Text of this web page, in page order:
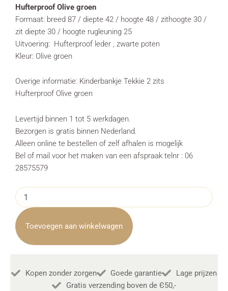
Hufterproof Olive groen
Formaat: breed 87 / diepte 42 / hoogte 48 / zithoogte 30 /
zit diepte 30 / hoogte rugleuning 25
Uitvoering: Hufterproof leder , zwarte poten
Kleur: Olive groen
Overige informatie: Kinderbankje Tekkie 2 zits
Hufterproof Olive groen
Levertijd binnen 1 tot 5 werkdagen.
Bezorgen is gratis binnen Nederland.
Alleen online te bestellen of zelf afhalen is mogelijk
Bel of mail voor het maken van een afspraak telnr : 06
28575579
Kinderbankje
Tekkie
zits
Hufterproof
Olive
Toevoegen aan winkelwagen
Kopen zonder zorgen Goede garantie
Lage prijzen
Gratis verzending boven de Є50,-